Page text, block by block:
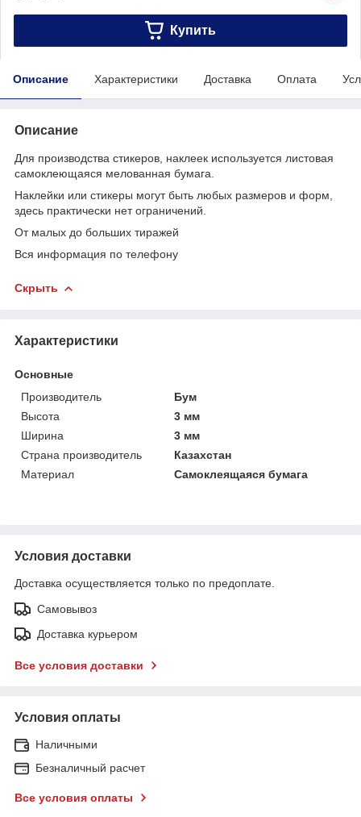
Купить
Описание Характеристики Доставка Оплата
Описание
Для производства стикеров, наклеек используется листовая
самоклеющаяся мелованная бумага.
Наклейки или стикеры могут быть любых размеров и форм,
здесь практически нет ограничений.
От малых до больших тиражей
Вся информация по телефону
Скрыть
Характеристики
Основные
Производитель
Бум
Высота
3 мм
Ширина
3 мм
Страна производитель
Казахстан
Материал
Самоклеящаяся бумага
Условия доставки
Доставка осуществляется только по предоплате.
Самовывоз
Доставка курьером
Все условия доставки
Условия оплаты
Наличными
Безналичный расчет
Все условия оплаты